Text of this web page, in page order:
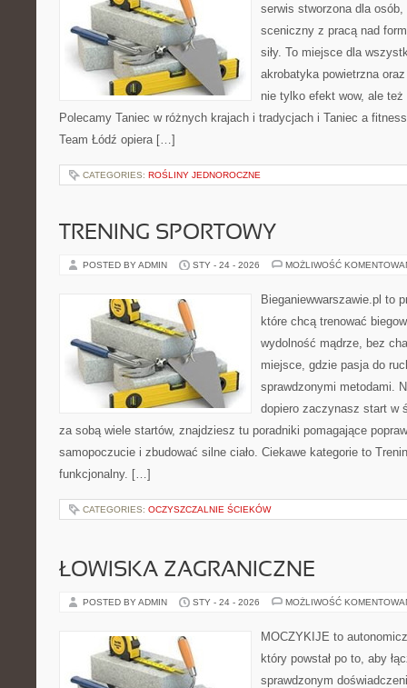
serwis stworzona dla
sceniczny z pracą nad
siły. To miejsce dla
akrobatyka powietrzna
nie tylko efekt wow, ale
Polecamy Taniec w różnych krajach i tradycjach i Taniec a
Team Łódź opiera […]
CATEGORIES: ROŚLINY JEDNOROCZNE
TRENING SPORTOWY
POSTED BY ADMIN STY - 24 - 2026 MOŻLIWOŚĆ
Bieganiewwarszawie.pl to
które chcą trenować
wydolność mądrze, bez
miejsce, gdzie pasja do
sprawdzonymi metodami.
dopiero zaczynasz start w
za sobą wiele startów, znajdziesz tu poradniki pomagające
samopoczucie i zbudować silne ciało. Ciekawe kategorie to
funkcjonalny. […]
CATEGORIES: OCZYSZCZALNIE ŚCIEKÓW
ŁOWISKA ZAGRANICZNE
POSTED BY ADMIN STY - 24 - 2026 MOŻLIWOŚĆ
MOCZYKIJE to
który powstał po to, aby
sprawdzonym